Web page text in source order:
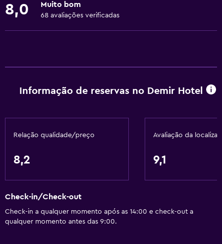
Sofá-cama
Piso em carpete
Armazém disponível
Serviços e comodidades
Salas de reunião
Serviço de despertador
Serviço de concierge
8,0 Muito bom
68 avaliações verificadas
Informação de reservas no Demir Hotel
Relação qualidade/preço
8,2
Avaliação da
9,1
Check-in/Check-out
Check-in a qualquer momento após as 14:00 e check-out a
qualquer momento antes das 9:00.